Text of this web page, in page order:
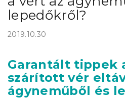
lepedőkről?
2019.10.30
Garantált tippek
szárított vér
ágyneműből és